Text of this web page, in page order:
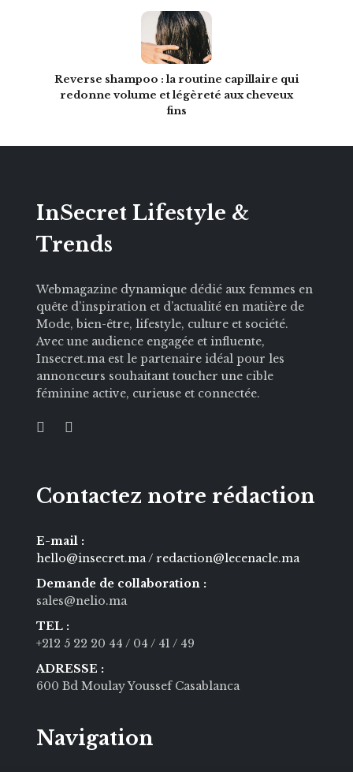
Reverse shampoo : la routine capillaire qui
redonne volume et légèreté aux cheveux
fins
InSecret Lifestyle &
Trends
Webmagazine dynamique dédié aux femmes en
quête d’inspiration et d’actualité en matière de
Mode, bien-être, lifestyle, culture et société.
Avec une audience engagée et influente,
Insecret.ma est le partenaire idéal pour les
annonceurs souhaitant toucher une cible
féminine active, curieuse et connectée.
Contactez notre rédaction
E-mail :
hello@insecret.ma / redaction@lecenacle.ma
Demande de collaboration :
sales@nelio.ma
TEL :
+212 5 22 20 44 / 04 / 41 / 49
ADRESSE :
600 Bd Moulay Youssef Casablanca
Navigation